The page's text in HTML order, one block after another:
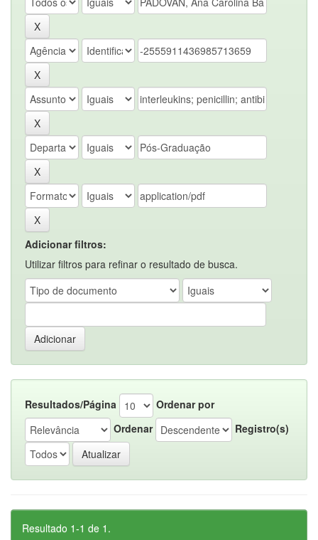
Adicionar filtros:
Utilizar filtros para refinar o resultado de busca.
Resultados/Página
Ordenar por
Ordenar
Registro(s)
Resultado 1-1 de 1.